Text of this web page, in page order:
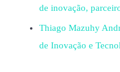
de inovação,
Thiago Mazuhy
de Inovação e